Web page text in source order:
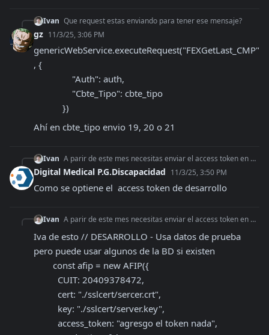
Ivan Que request estas enviando para tener ese mensaje?
gz 11/3/25, 3:06 PM
genericWebService.executeRequest("FEXGetLast_CMP"
, {
            })
Ahí en cbte_tipo envio 19, 20 o 21
Ivan A parir de este mes necesitas enviar el access token en desarrollo tambien, por eso te da error 401 (Unauthorized)
Digital Medical P.G.Discapacidad 11/3/25, 3:50 PM
Como se optiene el  access token de desarrollo
Ivan A parir de este mes necesitas enviar el access token en desarrollo tambien, por eso te da error 401 (Unauthorized)
Iva de esto // DESARROLLO - Usa datos de prueba
pero puede usar algunos de la BD si existen